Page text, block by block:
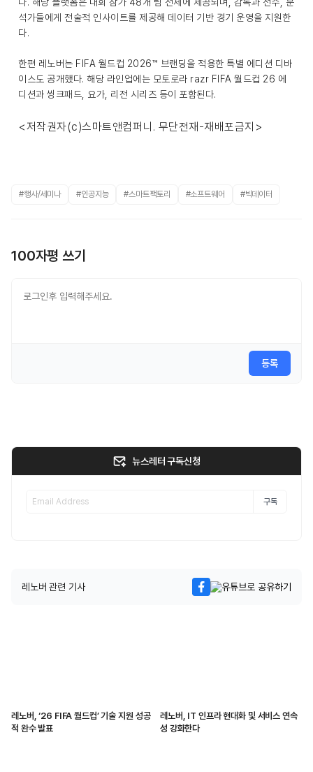
석가들에게 전술적 인사이트를 제공해 데이터 기반 경기 운영을 지원한
다.
한편 레노버는 FIFA 월드컵 2026™ 브랜딩을 적용한 특별 에디션 디바
이스도 공개했다. 해당 라인업에는 모토로라 razr FIFA 월드컵 26 에
디션과 씽크패드, 요가, 리전 시리즈 등이 포함된다.
<저작권자(c)스마트앤컴퍼니. 무단전재-재배포금지>
#행사/세미나 #인공지능 #스마트팩토리 #소프트웨어 #빅데이터
100자평 쓰기
등록
뉴스레터 구독신청
구독
레노버 관련 기사
레노버, ‘26 FIFA 월드컵’ 기술 지원 성공
적 완수 발표
레노버, IT 인프라 현대화 및 서비스 연속
성 강화한다